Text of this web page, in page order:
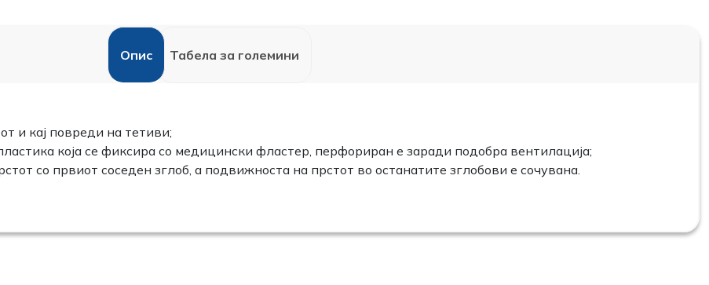
Oпис Табела за големини
и кај повреди на тетиви;
која се фиксира со медицински фластер, перфориран е заради подобра вентилација;
со првиот соседен зглоб, а подвижноста на прстот во останатите зглобови е сочувана.